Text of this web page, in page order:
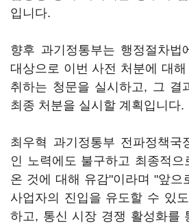
입니다.
향후 과기정통부는 행정절차법
대상으로 이번 사전 처분에 대
취하는 청문을 실시하고, 그 결
최종 처분을 실시할 계획입니다.
최우혁 과기정통부 전파정책국
인 노력에도 불구하고 최종적
온 것에 대해 유감"이라며 "앞으
사업자의 진입을 유도할 수 있
하고, 통신 시장 경쟁 활성화를